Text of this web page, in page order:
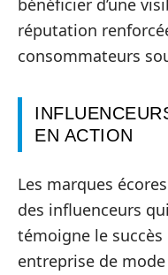
réputation
consommateurs
EN ACTION
Les marques
des influenceurs
témoigne le succès
entreprise de